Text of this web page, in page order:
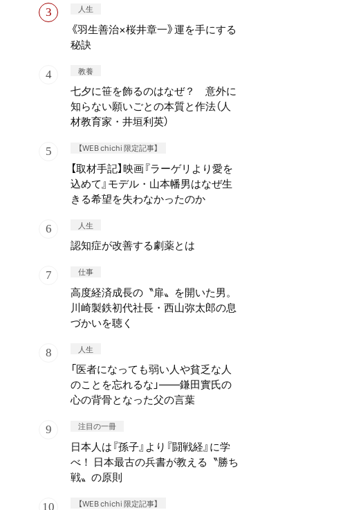
人生
《羽生善治×桜井章一》運を手にする
秘訣
教養
七夕に笹を飾るのはなぜ？ 意外に
知らない願いごとの本質と作法（人
材教育家・井垣利英）
【WEB chichi 限定記事】
【取材手記】映画『ラーゲリより愛を
込めて』モデル・山本幡男はなぜ生
きる希望を失わなかったのか
人生
認知症が改善する劇薬とは
仕事
高度経済成長の〝扉〟を開いた男。
川崎製鉄初代社長・西山弥太郎の息
づかいを聴く
人生
「医者になっても弱い人や貧乏な人
のことを忘れるな」——鎌田實氏の
心の背骨となった父の言葉
注目の一冊
日本人は『孫子』より『闘戦経』に学
べ！ 日本最古の兵書が教える〝勝ち
戦〟の原則
【WEB chichi 限定記事】